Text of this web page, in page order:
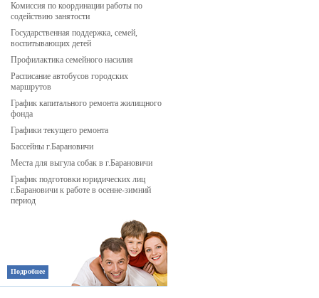
Комиссия по координации работы по
содействию занятости
Государственная поддержка, семей,
воспитывающих детей
Профилактика семейного насилия
Расписание автобусов городских
маршрутов
График капитального ремонта жилищного
фонда
Графики текущего ремонта
Бассейны г.Барановичи
Места для выгула собак в г.Барановичи
График подготовки юридических лиц
г.Барановичи к работе в осенне-зимний
период
Подробнее